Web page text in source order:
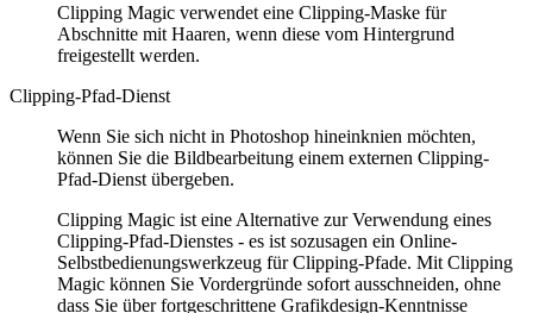
Clipping Magic verwendet eine Clipping-Maske für
Abschnitte mit Haaren, wenn diese vom Hintergrund
freigestellt werden.
Clipping-Pfad-Dienst
Wenn Sie sich nicht in Photoshop hineinknien möchten,
können Sie die Bildbearbeitung einem externen Clipping-
Pfad-Dienst übergeben.
Clipping Magic ist eine Alternative zur Verwendung eines
Clipping-Pfad-Dienstes - es ist sozusagen ein Online-
Selbstbedienungswerkzeug für Clipping-Pfade. Mit Clipping
Magic können Sie Vordergründe sofort ausschneiden, ohne
dass Sie über fortgeschrittene Grafikdesign-Kenntnisse